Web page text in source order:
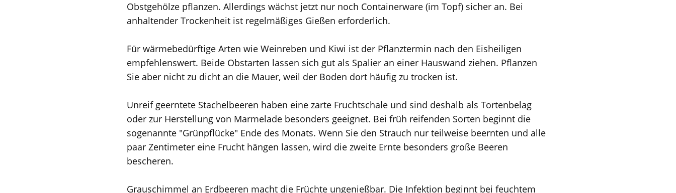
Obstgehölze pflanzen. Allerdings wächst jetzt nur noch Containerware (im Topf) sicher an. Bei
anhaltender Trockenheit ist regelmäßiges Gießen erforderlich.
Für wärmebedürftige Arten wie Weinreben und Kiwi ist der Pflanztermin nach den Eisheiligen
empfehlenswert. Beide Obstarten lassen sich gut als Spalier an einer Hauswand ziehen. Pflanzen
Sie aber nicht zu dicht an die Mauer, weil der Boden dort häufig zu trocken ist.
Unreif geerntete Stachelbeeren haben eine zarte Fruchtschale und sind deshalb als Tortenbelag
oder zur Herstellung von Marmelade besonders geeignet. Bei früh reifenden Sorten beginnt die
sogenannte "Grünpflücke" Ende des Monats. Wenn Sie den Strauch nur teilweise beernten und alle
paar Zentimeter eine Frucht hängen lassen, wird die zweite Ernte besonders große Beeren
bescheren.
Grauschimmel an Erdbeeren macht die Früchte ungenießbar. Die Infektion beginnt bei feuchtem